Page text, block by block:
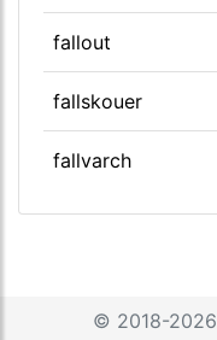
fallout
fallskouer
fallvarch
© 2018-2026